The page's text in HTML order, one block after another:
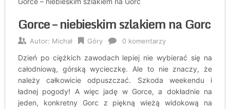
Gorce – niebieskim szlakiem na Gorc
Autor: Michał Góry 0 komentarzy
Dzień po ciężkich zawodach lepiej nie wybierać się na
całodniową, górską wycieczkę. Ale to nie znaczy, że
należy całkowicie odpuszczać. Szkoda weekendu i
ładnej pogody! A więc jadę w Gorce, a dokładnie na
jeden, konkretny Gorc z piękną wieżą widokową na